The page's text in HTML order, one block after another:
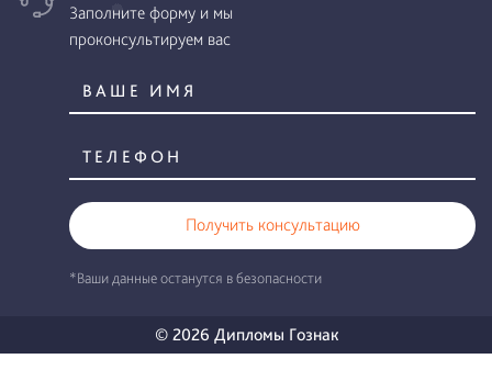
Заполните форму и мы
проконсультируем вас
Получить консультацию
*Ваши данные останутся в безопасности
© 2026 Дипломы Гознак